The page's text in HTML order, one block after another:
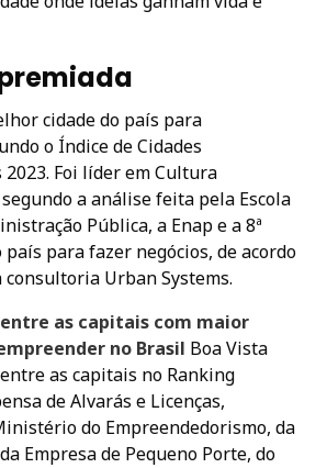
cidade do país para
o Índice de Cidades
2023. Foi líder em Cultura
a análise feita pela Escola
Pública, a Enap e a 8ª
para fazer negócios, de acordo
consultoria Urban Systems.
entre as capitais com maior
no Brasil Boa Vista
as capitais no Ranking
de Alvarás e Licenças,
do Empreendedorismo, da
Empresa de Pequeno Porte, do